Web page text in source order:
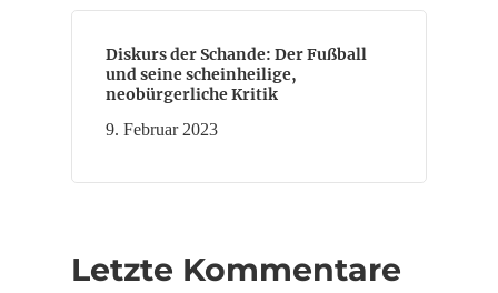
Diskurs der Schande: Der Fußball
und seine scheinheilige,
neobürgerliche Kritik
9. Februar 2023
Letzte Kommentare